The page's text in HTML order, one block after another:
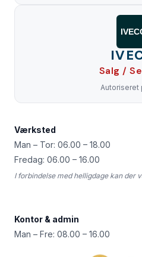
Salg /
Autoriseret
Værksted
Man – Tor: 06.00 – 18.00
Fredag: 06.00 – 16.00
I forbindelse med helligdage kan der
Kontor & admin
Man – Fre: 08.00 – 16.00